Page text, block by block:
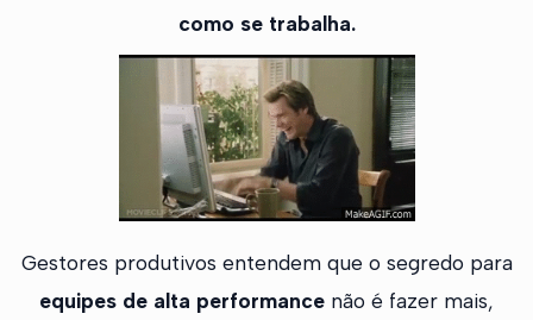
como se trabalha.
Gestores produtivos entendem que o segredo para
equipes de alta performance não é fazer mais,